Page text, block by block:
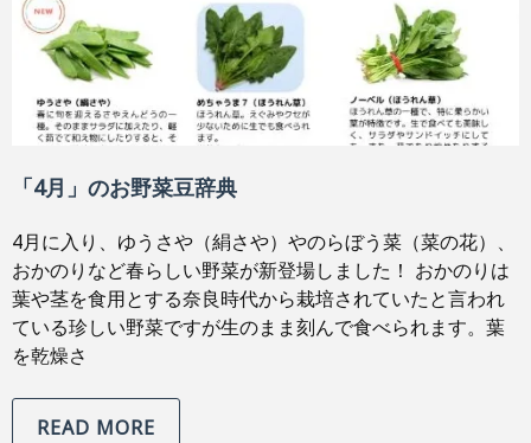
「4月」のお野菜豆辞典
4月に入り、ゆうさや（絹さや）やのらぼう菜（菜の花）、
おかのりなど春らしい野菜が新登場しました！ おかのりは
葉や茎を食用とする奈良時代から栽培されていたと言われ
ている珍しい野菜ですが生のまま刻んで食べられます。葉
を乾燥さ
READ MORE